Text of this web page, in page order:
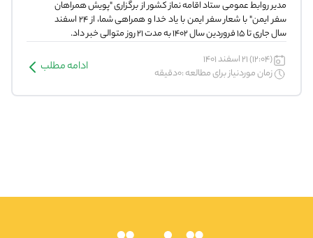
مدیر روابط عمومی ستاد اقامه نماز کشور از برگزاری "پویش همراهان
سفر ایمن" با شعار سفر ایمن با یاد خدا و همراهی شما، از ۲۴ اسفند
سال جاری تا ۱۵ فروردین سال ۱۴۰۲ به مدت ۲۱ روز متوالی خبر داد.
(12:04) 21 اسفند 1401
زمان موردنیاز برای مطالعه :0دقیقه
ادامه مطلب